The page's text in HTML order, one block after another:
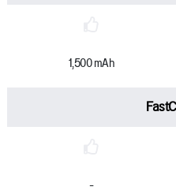
1,500 mAh